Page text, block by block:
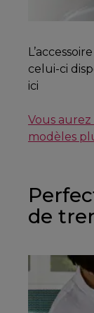
celui-ci
ici
Vous
modèles
de